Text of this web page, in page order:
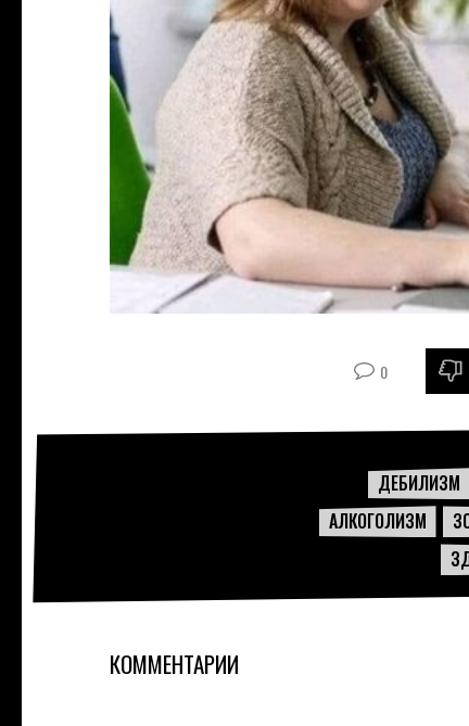
0 -
ДЕБИЛИЗМ
АЛКОГОЛИЗМ
КОММЕНТАРИИ